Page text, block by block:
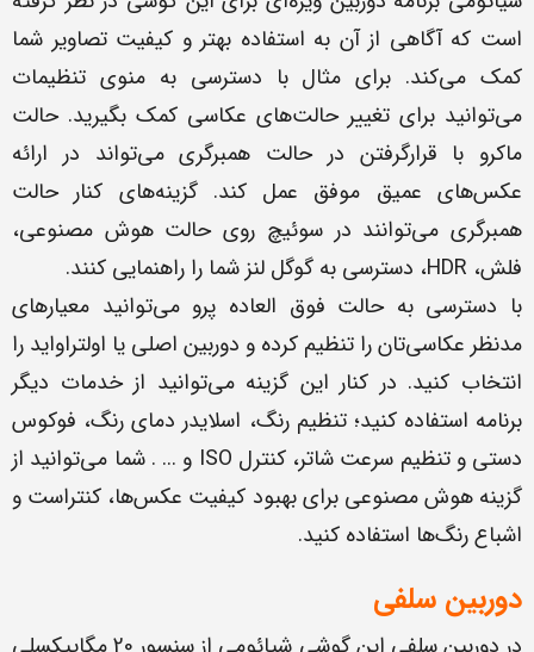
است که آگاهی از آن به استفاده بهتر و کیفیت تصاویر شما
کمک می‌کند. برای مثال با دسترسی به منوی تنظیمات
می‌توانید برای تغییر حالت‌های عکاسی کمک بگیرید. حالت
ماکرو با قرارگرفتن در حالت همبرگری می‌تواند در ارائه
عکس‌های عمیق موفق عمل کند. گزینه‌های کنار حالت
همبرگری می‌توانند در سوئیچ روی حالت هوش مصنوعی،
فلش، HDR، دسترسی به گوگل لنز شما را راهنمایی کنند.
با دسترسی به حالت فوق العاده پرو می‌توانید معیارهای
مدنظر عکاسی‌تان را تنظیم کرده و دوربین اصلی یا اولتراواید را
انتخاب کنید. در کنار این گزینه‌ می‌توانید از خدمات دیگر
برنامه استفاده کنید؛ تنظیم رنگ، اسلایدر دمای رنگ، فوکوس
دستی و تنظیم سرعت شاتر، کنترل ISO و ... . شما می‌توانید از
گزینه هوش مصنوعی برای بهبود کیفیت عکس‌ها، کنتراست و
اشباع رنگ‌ها استفاده کنید.
دوربین سلفی